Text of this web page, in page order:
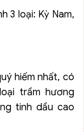
3 loại: Kỳ Nam,
hiếm nhất, có
trầm hương
tinh dầu cao